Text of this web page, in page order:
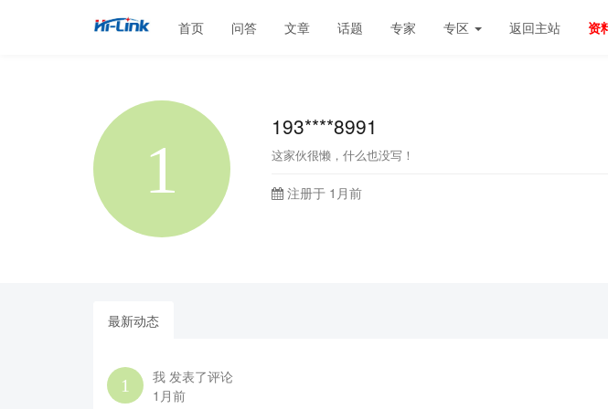
首页 问答 文章 话题 专家 专区 返回主站 资
193****8991
这家伙很懒，什么也没写！
注册于 1月前
最新动态
我 发表了评论
1月前